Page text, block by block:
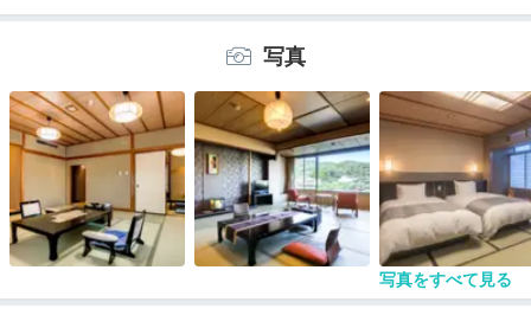
風呂の洗い場も少なく…
した。
調べて無いですがもしや「風呂付き客室」があるか
らかしら？？？
それにしても…
◆食事
夕食：個室対応
落ち着いてカニを頂くことが出来てとても良かった
です。焼きガニの美味しさは忘れられません。お食
写真
写真をすべて見る